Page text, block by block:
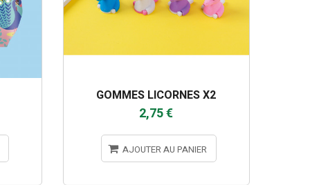
GOMMES LICORNES X2
2,75 €
AJOUTER AU PANIER